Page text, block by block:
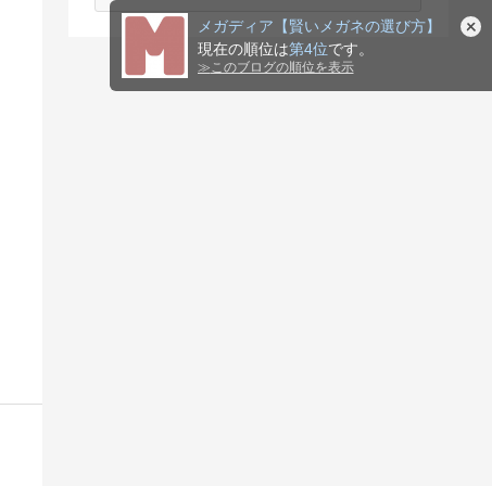
メガディア【賢いメガネの選び方】
現在の順位は第4位です。
≫ このブログの順位を表示